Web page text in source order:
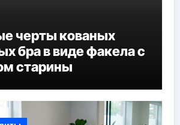
черты кованых
бра в виде факела с
старины